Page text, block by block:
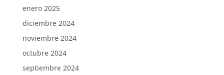
enero 2025
diciembre 2024
noviembre 2024
octubre 2024
septiembre 2024